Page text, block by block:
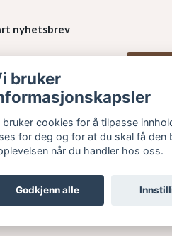
nyhetsbrev
bruker
bruker cookies for å tilpasse
for deg og for at du skal få den
når du handler hos oss.
Godkjenn alle